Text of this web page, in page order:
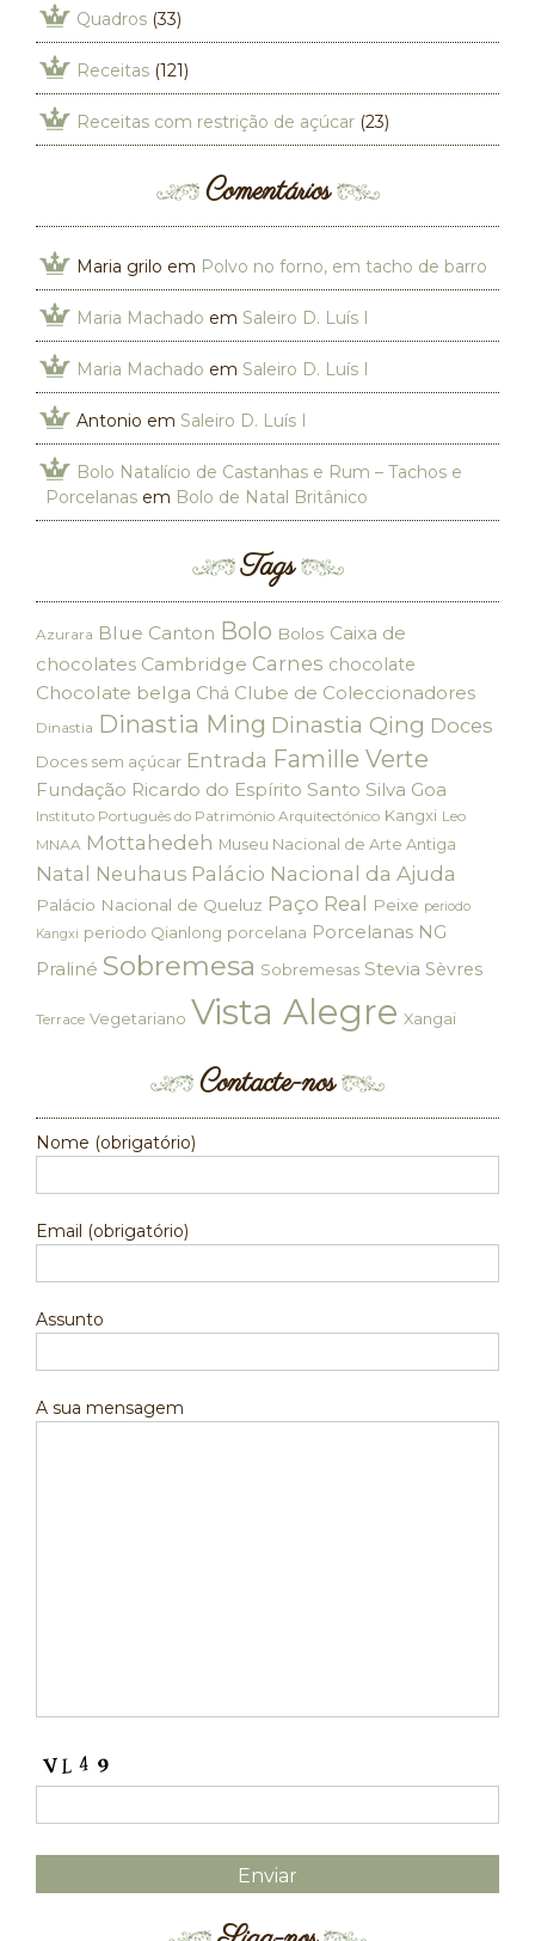
Quadros (33)
Receitas (121)
Receitas com restrição de açúcar (23)
Comentários
Maria grilo em Polvo no forno, em tacho de barro
Maria Machado em Saleiro D. Luís I
Maria Machado em Saleiro D. Luís I
Antonio em Saleiro D. Luís I
Bolo Natalício de Castanhas e Rum – Tachos e
Porcelanas em Bolo de Natal Britânico
Tags
Azurara Blue Canton Bolo Bolos Caixa de
chocolates Cambridge Carnes chocolate
Chocolate belga Chá Clube de Coleccionadores
Dinastia Dinastia Ming Dinastia Qing Doces
Doces sem açúcar Entrada Famille Verte
Fundação Ricardo do Espírito Santo Silva Goa
Instituto Português do Património Arquitectónico Kangxi Leo
MNAA Mottahedeh Museu Nacional de Arte Antiga
Natal Neuhaus Palácio Nacional da Ajuda
Palácio Nacional de Queluz Paço Real Peixe periodo
Kangxi periodo Qianlong porcelana Porcelanas NG
Praliné Sobremesa Sobremesas Stevia Sèvres
Terrace Vegetariano Vista Alegre Xangai
Contacte-nos
Nome (obrigatório)
Email (obrigatório)
Assunto
A sua mensagem